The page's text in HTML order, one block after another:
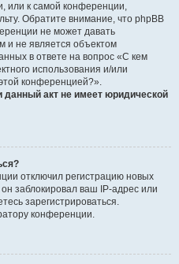
или к самой конференции,
Обратите внимание, что phpBB
не может давать
и не является объектом
в ответе на вопрос «С кем
использования и/или
конференцией?».
акт не имеет юридической
отключил регистрацию новых
заблокировал ваш IP-адрес или
зарегистрироваться.
конференции.